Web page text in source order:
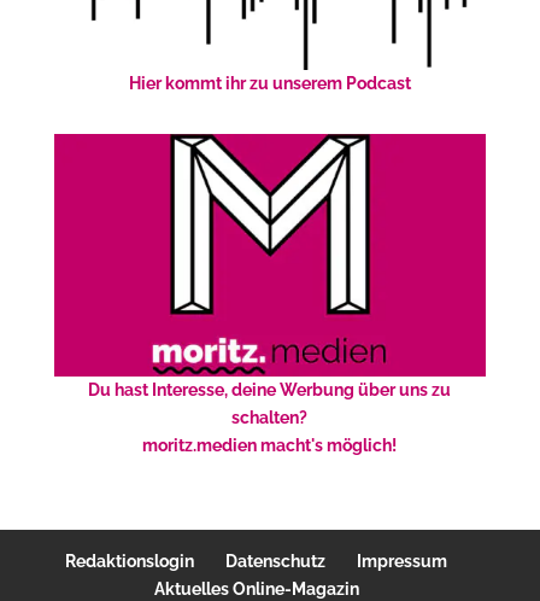
Hier kommt ihr zu unserem Podcast
Du hast Interesse, deine Werbung über uns zu
schalten?
moritz.medien macht's möglich!
Redaktionslogin Datenschutz
Impressum
Aktuelles Online-Magazin